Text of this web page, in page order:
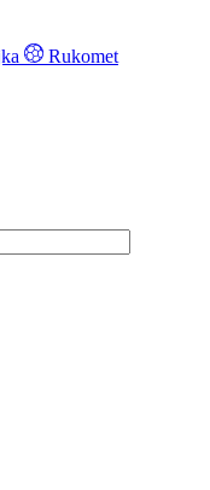
Rukomet